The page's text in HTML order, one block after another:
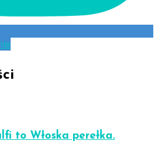
to Włoska perełka.